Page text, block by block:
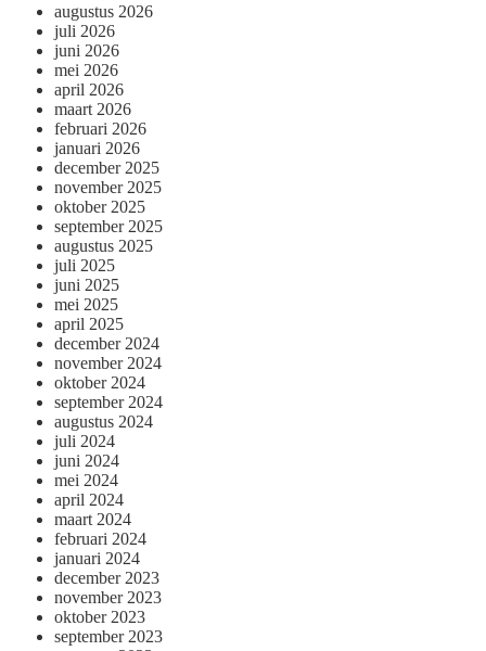
augustus 2026
juli 2026
juni 2026
mei 2026
april 2026
maart 2026
februari 2026
januari 2026
december 2025
november 2025
oktober 2025
september 2025
augustus 2025
juli 2025
juni 2025
mei 2025
april 2025
december 2024
november 2024
oktober 2024
september 2024
augustus 2024
juli 2024
juni 2024
mei 2024
april 2024
maart 2024
februari 2024
januari 2024
december 2023
november 2023
oktober 2023
september 2023